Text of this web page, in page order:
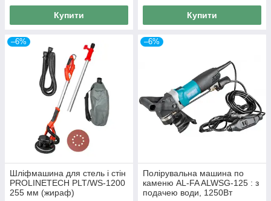
Купити Купити
–6%
Шліфмашина для стель і стін
PROLINETECH PLT/WS-1200
255 мм (жираф)
–6%
Полірувальна машина по
каменю AL-FA ALWSG-125 : з
подачею води, 1250Вт